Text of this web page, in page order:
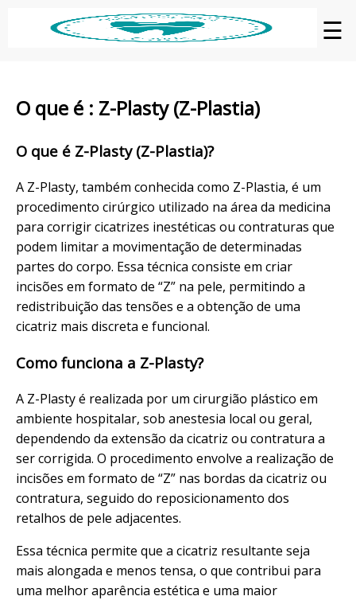
☰
O que é : Z-Plasty (Z-Plastia)
O que é Z-Plasty (Z-Plastia)?
A Z-Plasty, também conhecida como Z-Plastia, é um
procedimento cirúrgico utilizado na área da medicina
para corrigir cicatrizes inestéticas ou contraturas que
podem limitar a movimentação de determinadas
partes do corpo. Essa técnica consiste em criar
incisões em formato de “Z” na pele, permitindo a
redistribuição das tensões e a obtenção de uma
cicatriz mais discreta e funcional.
Como funciona a Z-Plasty?
A Z-Plasty é realizada por um cirurgião plástico em
ambiente hospitalar, sob anestesia local ou geral,
dependendo da extensão da cicatriz ou contratura a
ser corrigida. O procedimento envolve a realização de
incisões em formato de “Z” nas bordas da cicatriz ou
contratura, seguido do reposicionamento dos
retalhos de pele adjacentes.
Essa técnica permite que a cicatriz resultante seja
mais alongada e menos tensa, o que contribui para
uma melhor aparência estética e uma maior